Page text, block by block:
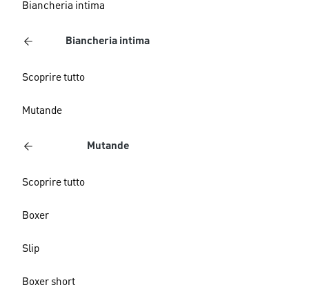
Biancheria intima
Biancheria intima
Scoprire tutto
Mutande
Mutande
Scoprire tutto
Boxer
Slip
Boxer short